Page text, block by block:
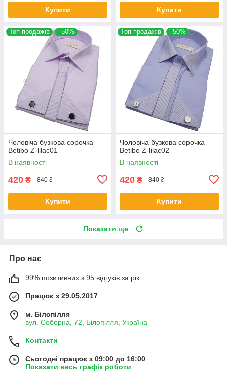
Купити Купити
Топ продажів –50%
Чоловіча бузкова сорочка
Betibo Z-lilac01
В наявності
420 ₴ 840 ₴
Купити
Топ продажів –50%
Чоловіча бузкова сорочка
Betibo Z-lilac02
В наявності
420 ₴ 840 ₴
Купити
Показати ще
Про нас
99% позитивних з 95 відгуків за рік
Працює з 29.05.2017
м. Білопілля
вул. Соборна, 72, Білопілля, Україна
Контакти
Сьогодні працює з 09:00 до 16:00
Показати весь графік роботи